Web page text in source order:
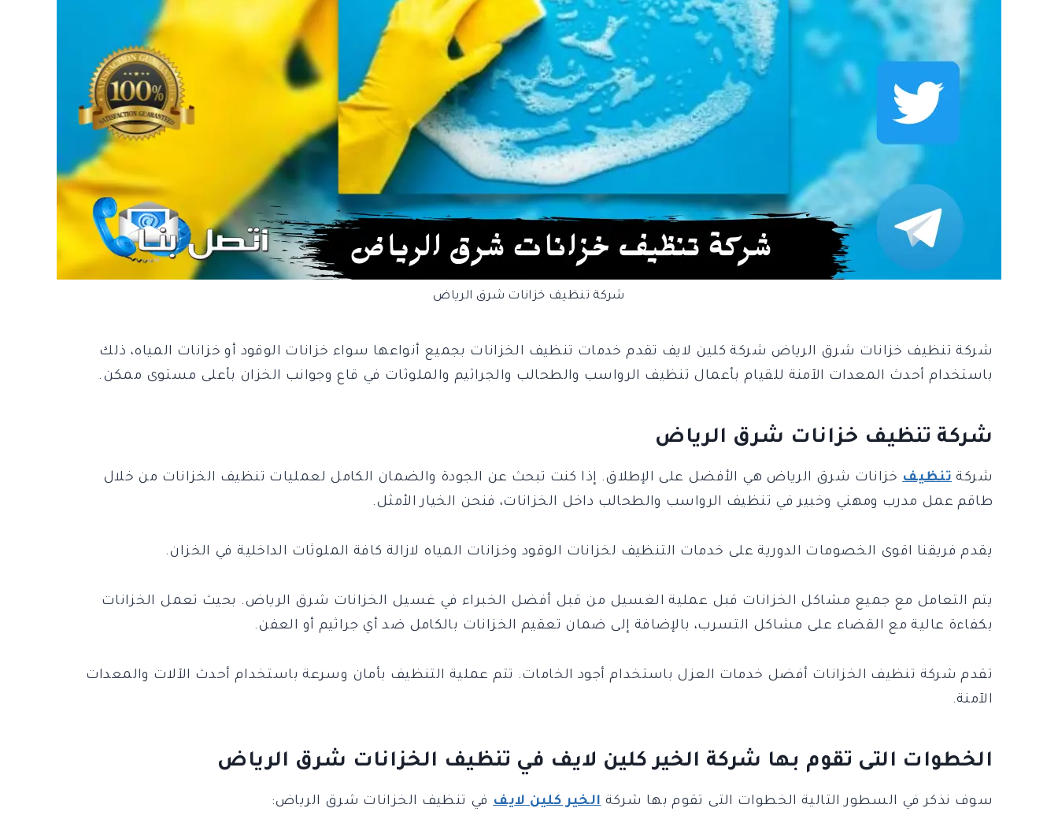
شركة تنظيف خزانات شرق الرياض
شركة تنظيف خزانات شرق الرياض شركة كلين لايف تقدم خدمات تنظيف الخزانات بجميع أنواعها سواء خزانات الوقود أو خزانات المياه، ذلك
باستخدام أحدث المعدات الآمنة للقيام بأعمال تنظيف الرواسب والطحالب والجراثيم والملوثات في قاع وجوانب الخزان بأعلى مستوى ممكن.
شركة تنظيف خزانات شرق الرياض
شركة تنظيفخزانات شرق الرياض هي الأفضل على الإطلاق. إذا كنت تبحث عن الجودة والضمان الكامل لعمليات تنظيف الخزانات من خلال
طاقم عمل مدرب ومهني وخبير في تنظيف الرواسب والطحالب داخل الخزانات، فنحن الخيار الأمثل.
يقدم فريقنا اقوى الخصومات الدورية على خدمات التنظيف لخزانات الوقود وخزانات المياه لازالة كافة الملوثات الداخلية في الخزان.
يتم التعامل مع جميع مشاكل الخزانات قبل عملية الغسيل من قبل أفضل الخبراء في غسيل الخزانات شرق الرياض. بحيث تعمل الخزانات
بكفاءة عالية مع القضاء على مشاكل التسرب، بالإضافة إلى ضمان تعقيم الخزانات بالكامل ضد أي جراثيم أو العفن.
تقدم شركة تنظيف الخزانات أفضل خدمات العزل باستخدام أجود الخامات. تتم عملية التنظيف بأمان وسرعة باستخدام أحدث الآلات والمعدات
الآمنة.
الخطوات التى تقوم بها شركة الخير كلين لايف في تنظيف الخزانات شرق الرياض
سوف نذكر في السطور التالية الخطوات التى تقوم بها شركةالخير كلين لايففي تنظيف الخزانات شرق الرياض: